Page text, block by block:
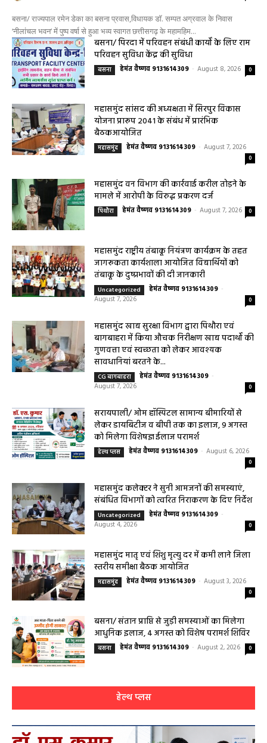
बसना/ राज्यपाल रमेन डेका का बसना प्रवास,विधायक डॉ. सम्पत अग्रवाल के निवास
‘नीलांचल भवन’ में पुष्प वर्षा से हुआ भव्य स्वागत छत्तीसगढ़ के महामहिम...
बसना/ पिरदा में परिवहन संबंधी कार्यों के लिए राम
परिवहन सुविधा केंद्र की सुविधा
बसना हेमंत वैष्णव 9131614309 - August 8, 2026 0
महासमुंद सांसद की अध्यक्षता में सिरपुर विकास
योजना प्रारूप 2041 के संबंध में प्रारंभिक
बैठकआयोजित
महासमुंद हेमंत वैष्णव 9131614309 - August 7, 2026
0
महासमुंद वन विभाग की कार्रवाई करील तोड़ने के
मामले में आरोपी के विरुद्ध प्रकरण दर्ज
पिथौरा हेमंत वैष्णव 9131614309 - August 7, 2026 0
महासमुंद राष्ट्रीय तंबाकू नियंत्रण कार्यक्रम के तहत
जागरूकता कार्यशाला आयोजित विद्यार्थियों को
तंबाकू के दुष्प्रभावों की दी जानकारी
Uncategorized हेमंत वैष्णव 9131614309 -
August 7, 2026
0
महासमुंद खाद्य सुरक्षा विभाग द्वारा पिथौरा एवं
बागबाहरा में किया औचक निरीक्षण खाद्य पदार्थों की
गुणवत्ता एवं स्वच्छता को लेकर आवश्यक
सावधानियां बरतने के...
CG बागबाहरा हेमंत वैष्णव 9131614309 -
August 7, 2026
0
सरायपाली/ ओम हॉस्पिटल सामान्य बीमारियों से
लेकर डायबिटीज व बीपी तक का इलाज, 9 अगस्त
को मिलेगा विशेषज्ञ ईलाज परामर्श
हेल्थ प्लस हेमंत वैष्णव 9131614309 - August 6, 2026
0
महासमुंद कलेक्टर ने सुनी आमजनों की समस्याएं,
संबंधित विभागों को त्वरित निराकरण के दिए निर्देश
Uncategorized हेमंत वैष्णव 9131614309 -
August 4, 2026
0
महासमुंद मातृ एवं शिशु मृत्यु दर में कमी लाने जिला
स्तरीय समीक्षा बैठक आयोजित
महासमुंद हेमंत वैष्णव 9131614309 - August 3, 2026
0
बसना/ संतान प्राप्ति से जुड़ी समस्याओं का मिलेगा
आधुनिक इलाज, 4 अगस्त को विशेष परामर्श शिविर
बसना हेमंत वैष्णव 9131614309 - August 2, 2026 0
हेल्थ प्लस